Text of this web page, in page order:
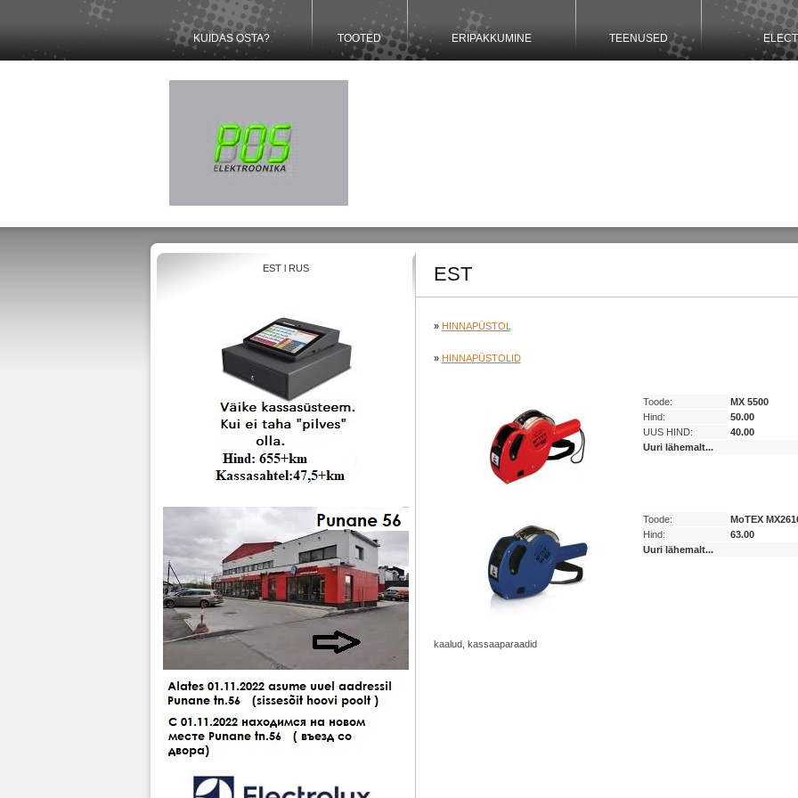
KUIDAS OSTA? TOOTED ERIPAKKUMINE TEENUSED
EST l RUS EST
» HINNAPÜSTOL
» HINNAPÜSTOLID
Toode:
MX 5500
Hind:
50.00
UUS HIND:
40.00
Uuri lähemalt...
Toode:
MoTEX
Hind:
63.00
Uuri lähemalt...
kaalud, kassaaparaadid